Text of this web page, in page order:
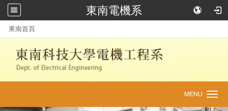
東南電機系
東南首頁
navigation
MENU